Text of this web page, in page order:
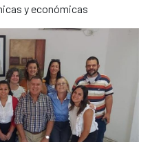
y económicas